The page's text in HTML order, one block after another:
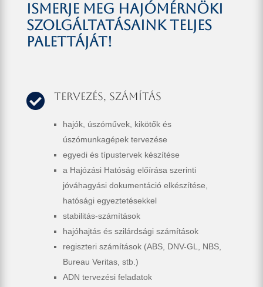
Ismerje meg hajómérnöki
szolgáltatásaink teljes
palettáját!
 Tervezés, számítás
hajók, úszóművek, kikötők és
úszómunkagépek tervezése
egyedi és típustervek készítése
a Hajózási Hatóság előírása szerinti
jóváhagyási dokumentáció elkészítése,
hatósági egyeztetésekkel
stabilitás-számítások
hajóhajtás és szilárdsági számítások
regiszteri számítások (ABS, DNV-GL, NBS,
Bureau Veritas, stb.)
ADN tervezési feladatok